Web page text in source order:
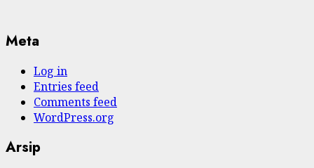
Meta
Log in
Entries feed
Comments feed
WordPress.org
Arsip